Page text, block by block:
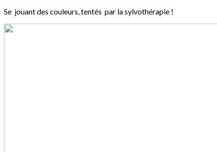
Se jouant des couleurs, tentés par la sylvothérapie !